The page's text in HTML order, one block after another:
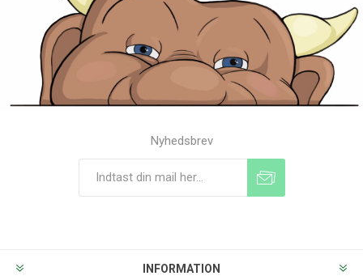
Nyhedsbrev
INFORMATION